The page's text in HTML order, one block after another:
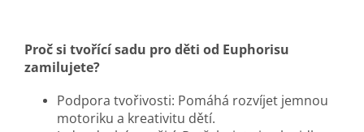
Proč si tvořící sadu pro děti od Euphorisu
zamilujete?
Podpora tvořivosti: Pomáhá rozvíjet jemnou
motoriku a kreativitu dětí.